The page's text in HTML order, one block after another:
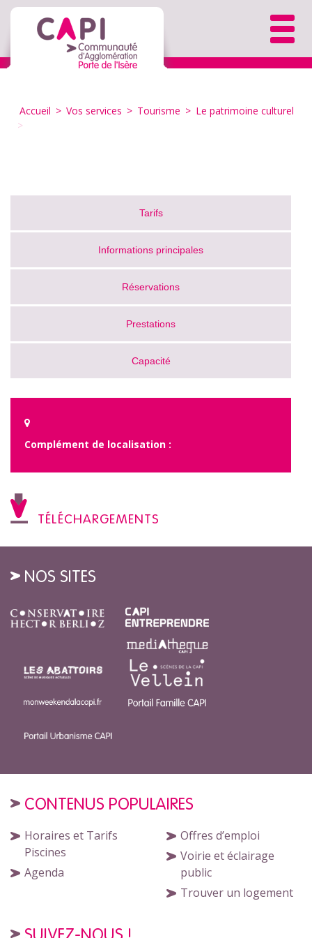
Accueil > Vos services > Tourisme > Le patrimoine culturel
>
Tarifs
Informations principales
Réservations
Prestations
Capacité
Complément de localisation :
TÉLÉCHARGEMENTS
NOS SITES
CONTENUS POPULAIRES
Horaires et Tarifs
Piscines
Agenda
Offres d’emploi
Voirie et éclairage
public
Trouver un logement